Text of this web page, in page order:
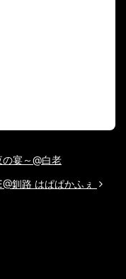
ン
宴～@白老
釧路 はぱぱかふぇ